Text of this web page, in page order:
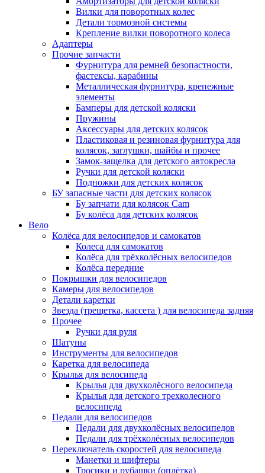
Вилки для поворотных колес
Детали тормозной системы
Крепление вилки поворотного колеса
Адаптеры
Прочие запчасти
Фурнитура для ремней безопастности,
фастексы, карабины
Металлическая фурнитура, крепежные
элементы
Бамперы для детской коляски
Пружины
Аксессуары для детских колясок
Пластиковая и резиновая фурнитура для
колясок, заглушки, шайбы и прочее
Замок-защелка для детского автокресла
Ручки для детской коляски
Подножки для детских колясок
БУ запасные части для детских колясок
Бу запчати для колясок Cam
Бу колёса для детских колясок
Вело
Колёса для велосипедов и самокатов
Колеса для самокатов
Колёса для трёхколёсных велосипедов
Колёса передние
Покрышки для велосипедов
Камеры для велосипедов
Детали каретки
Звезда (трещетка, кассета ) для велосипеда задняя
Прочее
Ручки для руля
Шатуны
Инструменты для велосипедов
Каретка для велосипеда
Крылья для велосипеда
Крылья для двухколёсного велосипеда
Крылья для детского трехколесного
велосипеда
Педали для велосипедов
Педали для двухколёсных велосипедов
Педали для трёхколёсных велосипедов
Переключатель скоростей для велосипеда
Манетки и шифтеры
Тросики и рубашки (оплётка)